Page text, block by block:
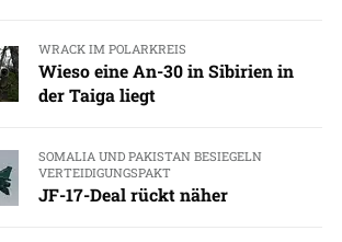
WRACK IM POLARKREIS
Wieso eine An-30 in Sibirien in
der Taiga liegt
SOMALIA UND PAKISTAN BESIEGELN
VERTEIDIGUNGSPAKT
JF-17-Deal rückt näher